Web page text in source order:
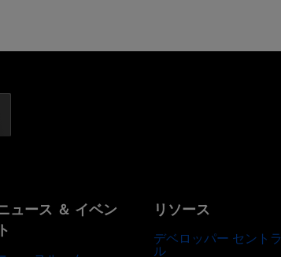
ュース ＆ イベン
ト
リソース
デベロッパー セントラ
ル